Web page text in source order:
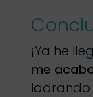
¡Ya he
me
ladrando